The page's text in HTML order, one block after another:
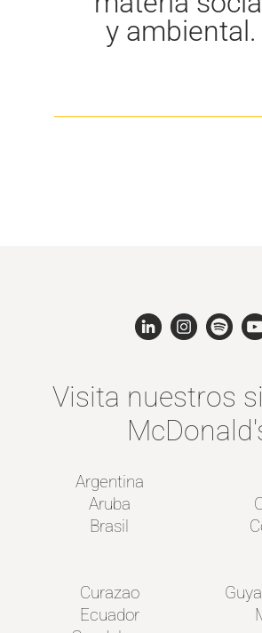
y ambiental.
Visita nuestros
Argentina
Aruba
Brasil
Curazao
Ecuador